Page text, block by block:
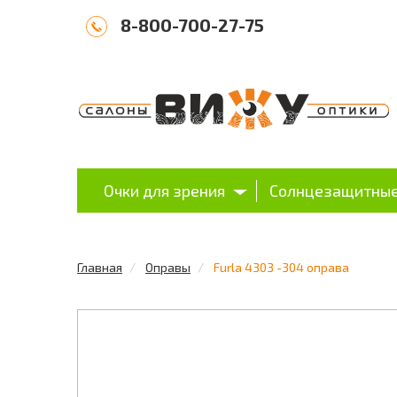
8-800-700-27-75
Очки для зрения
Главная Оправы Furla 4303 -304 оправа